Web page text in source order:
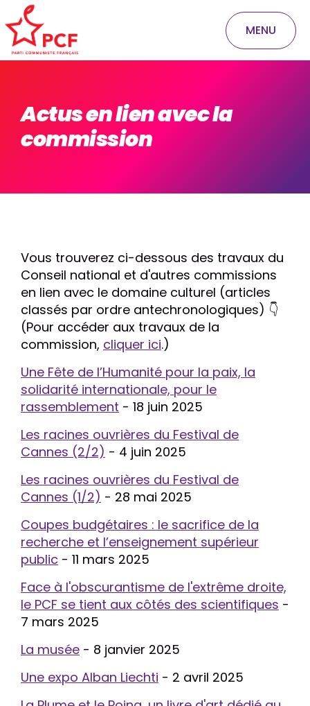
MENU
Actus en lien avec la
commission
Vous trouverez ci-dessous des travaux du
Conseil national et d'autres commissions
en lien avec le domaine culturel (articles
classés par ordre antechronologiques) 👇
(Pour accéder aux travaux de la
commission, cliquer ici.)
Une Fête de l’Humanité pour la paix, la
solidarité internationale, pour le
rassemblement - 18 juin 2025
Les racines ouvrières du Festival de
Cannes (2/2) - 4 juin 2025
Les racines ouvrières du Festival de
Cannes (1/2) - 28 mai 2025
Coupes budgétaires : le sacrifice de la
recherche et l’enseignement supérieur
public - 11 mars 2025
Face à l'obscurantisme de l'extrême droite,
le PCF se tient aux côtés des scientifiques -
7 mars 2025
La musée - 8 janvier 2025
Une expo Alban Liechti - 2 avril 2025